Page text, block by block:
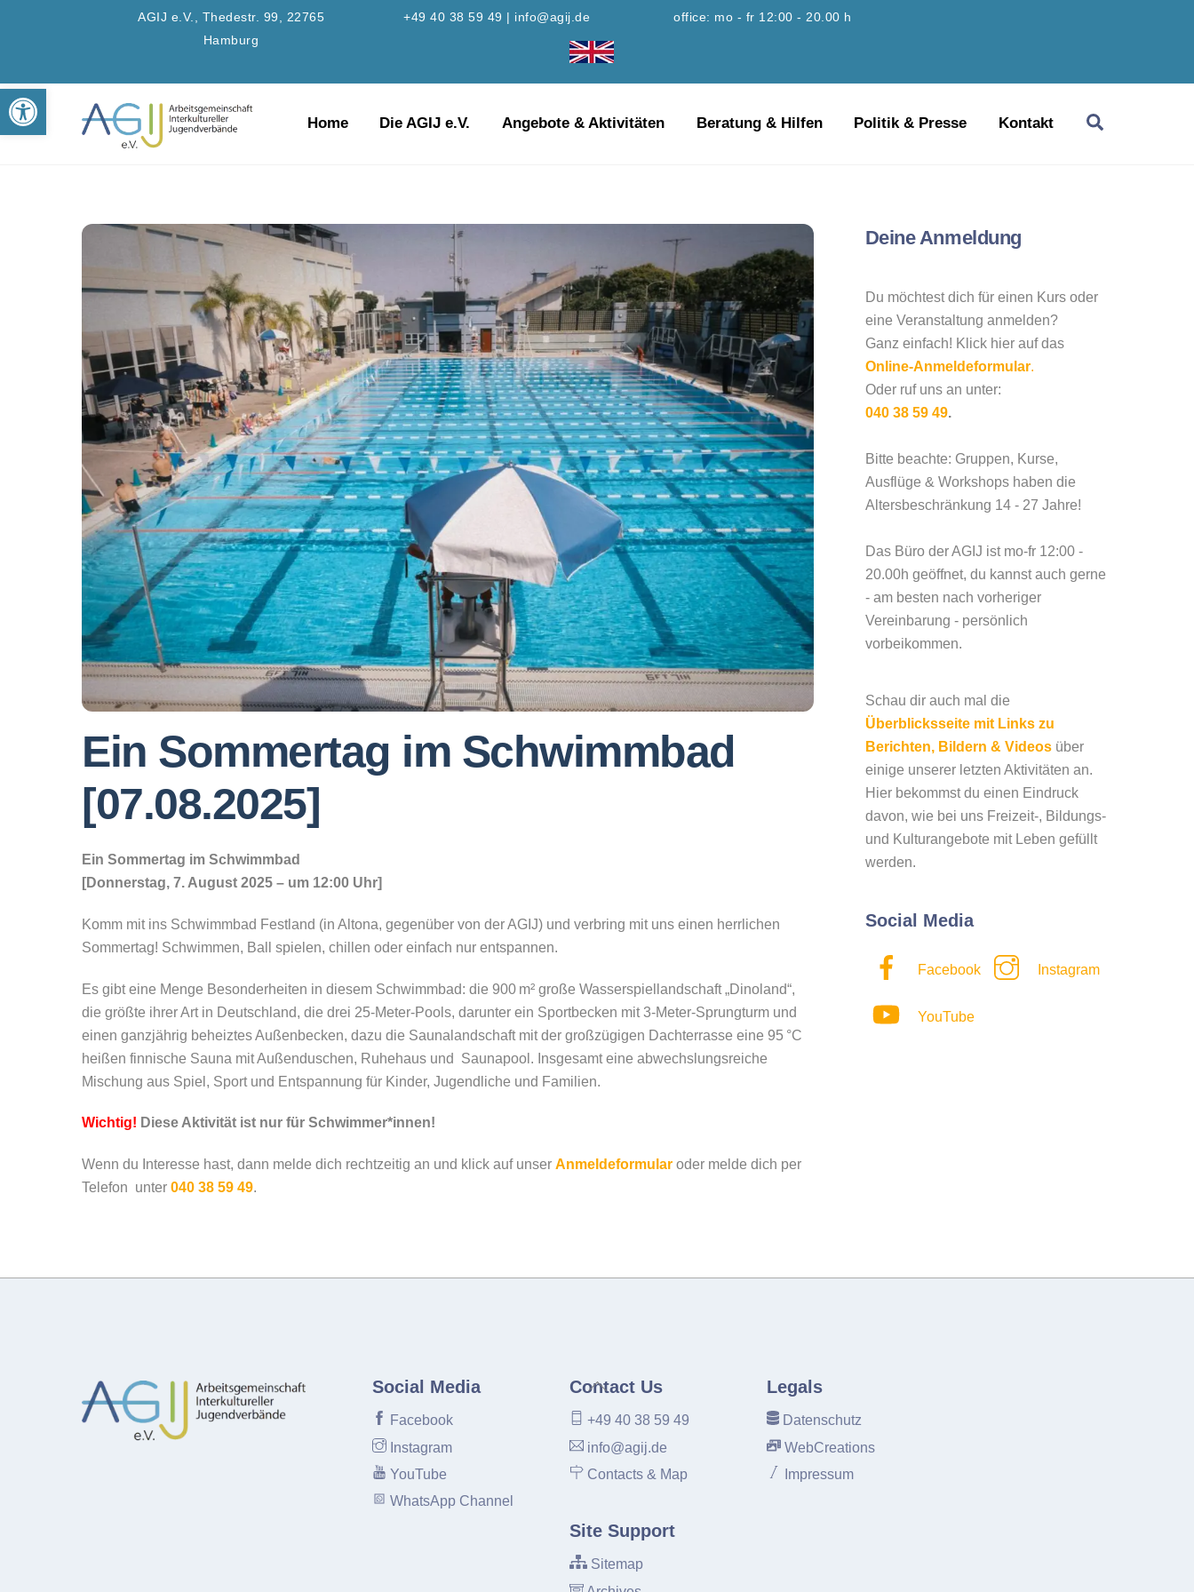
Werkzeugleiste öffnen
AGIJ e.V., Thedestr. 99, 22765
Hamburg
+49 40 38 59 49 info@agij.de office: mo - fr 12:00 - 20.00 h
Home Die AGIJ e.V. Angebote & Aktivitäten Beratung & Hilfen Politik & Presse Kontakt
Ein Sommertag im Schwimmbad
[07.08.2025]
Ein Sommertag im Schwimmbad
[Donnerstag, 7. August 2025 – um 12:00 Uhr]
Komm mit ins Schwimmbad Festland (in Altona, gegenüber von der AGIJ) und verbring mit uns einen herrlichen
Sommertag! Schwimmen, Ball spielen, chillen oder einfach nur entspannen.
Es gibt eine Menge Besonderheiten in diesem Schwimmbad: die 900 m² große Wasserspiellandschaft „Dinoland“,
die größte ihrer Art in Deutschland, die drei 25-Meter-Pools, darunter ein Sportbecken mit 3-Meter-Sprungturm und
einen ganzjährig beheiztes Außenbecken, dazu die Saunalandschaft mit der großzügigen Dachterrasse eine 95 °C
heißen finnische Sauna mit Außenduschen, Ruhehaus und Saunapool. Insgesamt eine abwechslungsreiche
Mischung aus Spiel, Sport und Entspannung für Kinder, Jugendliche und Familien.
Wichtig! Diese Aktivität ist nur für Schwimmer*innen!
Wenn du Interesse hast, dann melde dich rechtzeitig an und klick auf unser Anmeldeformular oder melde dich per
Telefon unter 040 38 59 49.
Deine Anmeldung
Du möchtest dich für einen Kurs oder
eine Veranstaltung anmelden?
Ganz einfach! Klick hier auf das
Online-Anmeldeformular.
Oder ruf uns an unter:
040 38 59 49.
Bitte beachte: Gruppen, Kurse,
Ausflüge & Workshops haben die
Altersbeschränkung 14 - 27 Jahre!
Das Büro der AGIJ ist mo-fr 12:00 -
20.00h geöffnet, du kannst auch gerne
- am besten nach vorheriger
Vereinbarung - persönlich
vorbeikommen.
Schau dir auch mal die
Überblicksseite mit Links zu
Berichten, Bildern & Videosüber
einige unserer letzten Aktivitäten an.
Hier bekommst du einen Eindruck
davon, wie bei uns Freizeit-, Bildungs-
und Kulturangebote mit Leben gefüllt
werden.
Social Media
Facebook Instagram
YouTube
Back
Top
Social Media
Facebook
Instagram
YouTube
WhatsApp Channel
Contact Us
+49 40 38 59 49
info@agij.de
Contacts & Map
Legals
Datenschutz
WebCreations
Impressum
Site Support
Sitemap